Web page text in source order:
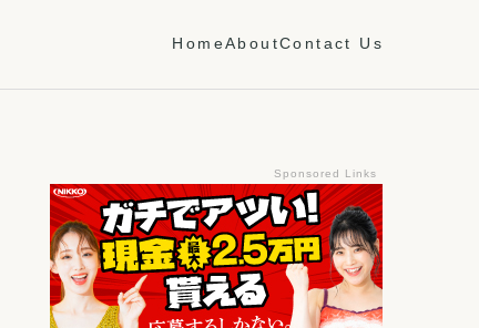
HomeAboutContact Us
Sponsored Links